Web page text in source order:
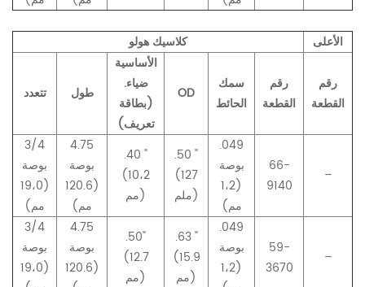
كلاسيك هولو الأعلى
تتعدد طول
الأساسية
ضياء.
(بطاقة
تعريف)
OD
سمك
الحائط
رقم
القطعة
رقم
القطعة
3/4
بوصة
(19،0
مم)
4.75
بوصة
(120.6
مم)
.40 "
(10،2
مم)
.50 "
(127
ملم)
.049
بوصة
(1،2
مم)
66-
9140
–
3/4
بوصة
(19،0
4.75
بوصة
(120.6
.50"
(12.7
مم)
.63 "
(15.9
مم)
.049
بوصة
(1،2
59-
3670
–